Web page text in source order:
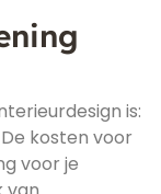
is:
kosten voor
voor je